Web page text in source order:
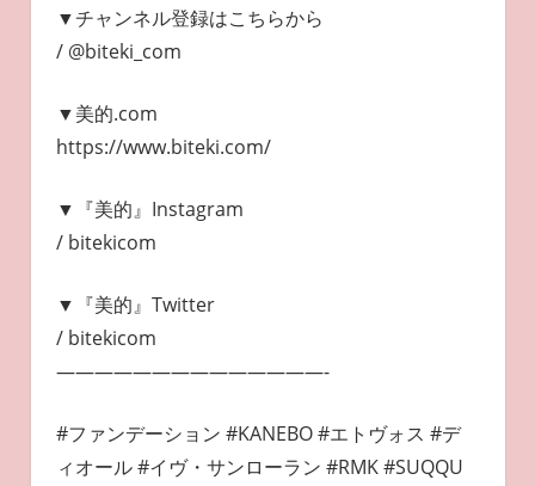
▼チャンネル登録はこちらから
/ @biteki_com
▼美的.com
https://www.biteki.com/
▼『美的』Instagram
/ bitekicom
▼『美的』Twitter
/ bitekicom
——————————————-
#ファンデーション #KANEBO #エトヴォス #デ
ィオール #イヴ・サンローラン #RMK #SUQQU